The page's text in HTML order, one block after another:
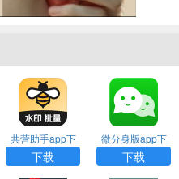
共营助手app下
载
下载
微分身版app下
载
下载